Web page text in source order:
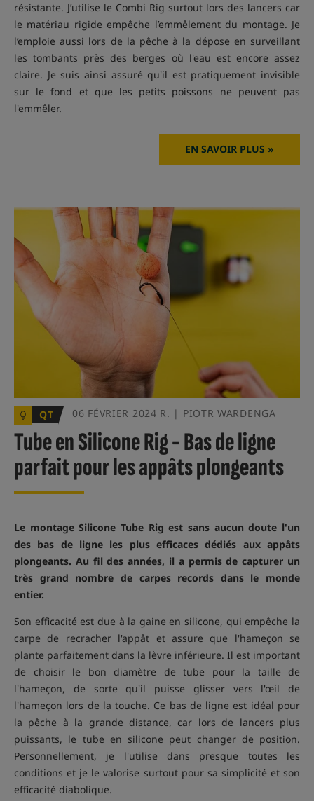
résistante. J’utilise le Combi Rig surtout lors des lancers car
le matériau rigide empêche l’emmêlement du montage. Je
l’emploie aussi lors de la pêche à la dépose en surveillant
les tombants près des berges où l'eau est encore assez
claire. Je suis ainsi assuré qu'il est pratiquement invisible
sur le fond et que les petits poissons ne peuvent pas
l'emmêler.
EN SAVOIR PLUS »
QT 06 FÉVRIER 2024 R. | PIOTR WARDENGA
Tube en Silicone Rig - Bas de ligne
parfait pour les appâts plongeants
Le montage Silicone Tube Rig est sans aucun doute l'un
des bas de ligne les plus efficaces dédiés aux appâts
plongeants. Au fil des années, il a permis de capturer un
très grand nombre de carpes records dans le monde
entier.
Son efficacité est due à la gaine en silicone, qui empêche la
carpe de recracher l'appât et assure que l'hameçon se
plante parfaitement dans la lèvre inférieure. Il est important
de choisir le bon diamètre de tube pour la taille de
l'hameçon, de sorte qu'il puisse glisser vers l'œil de
l'hameçon lors de la touche. Ce bas de ligne est idéal pour
la pêche à la grande distance, car lors de lancers plus
puissants, le tube en silicone peut changer de position.
Personnellement, je l'utilise dans presque toutes les
conditions et je le valorise surtout pour sa simplicité et son
efficacité diabolique.